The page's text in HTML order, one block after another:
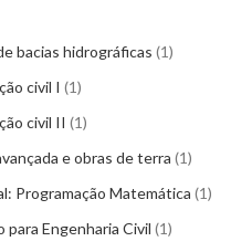
bacias hidrográficas 1
civil I 1
civil II 1
e obras de terra 1
Programação Matemática 1
Engenharia Civil 1